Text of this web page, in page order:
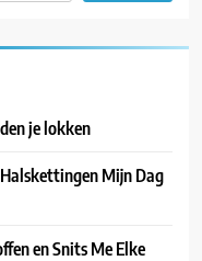
je lokken
Mijn Dag
en Snits Me Elke